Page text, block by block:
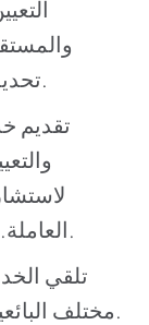
تحديد أهليتك وملاءمتك لمثل هذه الفرص.
.
تلقي
مختلف البائعين والموردين والمقاولين المستقلين.